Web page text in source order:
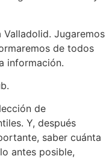
Valladolid. Jugaremos
de todos
información.
de
Y, después
saber cuánta
antes posible,